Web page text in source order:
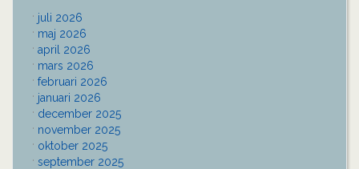
juli 2026
maj 2026
april 2026
mars 2026
februari 2026
januari 2026
december 2025
november 2025
oktober 2025
september 2025